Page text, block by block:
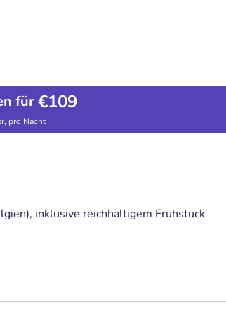
für€109
pro Nacht
inklusive reichhaltigem Frühstück